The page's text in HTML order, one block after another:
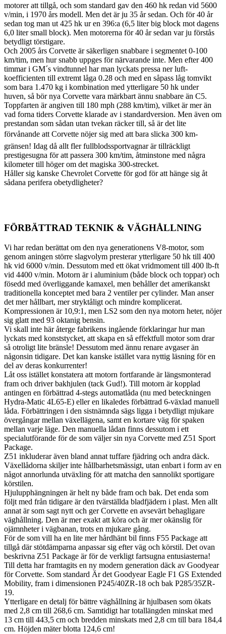
motorer att tillgå, och som standard gav den 460 hk redan vid 5600
v/min, i 1970 års modell. Men det är ju 35 år sedan. Och för 40 år
sedan tog man ut 425 hk ur en 396:a (6,5 liter big block mot dagens
6,0 liter small block). Men motorerna för 40 år sedan var ju förstås
betydligt törstigare.
Och 2005 års Corvette är säkerligen snabbare i segmentet 0-100
km/tim, men hur snabb uppges för närvarande inte. Men efter 400
timmar i GM´s vindtunnel har man lyckats pressa ner luft-
koefficienten till extremt låga 0.28 och med en såpass låg tomvikt
som bara 1.470 kg i kombination med ytterligare 50 hk under
huven, så bör nya Corvette vara märkbart ännu snabbare än C5.
Toppfarten är angiven till 180 mph (288 km/tim), vilket är mer än
vad forna tiders Corvette klarade av i standardversion. Men även om
prestandan som sådan utan tvekan räcker till, så är det lite
förvånande att Corvette nöjer sig med att bara slicka 300 km-
gränsen! Idag då allt fler fullblodssportvagnar är tillräckligt
prestigesugna för att passera 300 km/tim, åtminstone med några
kilometer till höger om det magiska 300-strecket.
Håller sig kanske Chevrolet Corvette för god för att hänge sig åt
sådana perifera obetydligheter?
FÖRBÄTTRAD TEKNIK & VÄGHÅLLNING
Vi har redan berättat om den nya generationens V8-motor, som
genom aningen större slagvolym presterar ytterligare 50 hk till 400
hk vid 6000 v/min. Dessutom med ett ökat vridmoment till 400 lb-ft
vid 4400 v/min. Motorn är i aluminium (både block och toppar) och
fösedd med överliggande kamaxel, men behåller det amerikanskt
traditionella konceptet med bara 2 ventiler per cylinder. Man anser
det mer hållbart, mer stryktåligt och mindre komplicerat.
Kompressionen är 10,9:1, men LS2 som den nya motorn heter, nöjer
sig glatt med 93 oktanig bensin.
Vi skall inte här återge fabrikens ingående förklaringar hur man
lyckats med konststycket, att skapa en så effektfull motor som drar
så otroligt lite bränsle! Dessutom med ännu renare avgaser än
någonsin tidigare. Det kan kanske istället vara nyttig läsning för en
del av deras konkurrenter!
Låt oss istället konstatera att motorn fortfarande är längsmonterad
fram och driver bakhjulen (tack Gud!). Till motorn är kopplad
antingen en förbättrad 4-stegs automatlåda (nu med beteckningen
Hydra-Matic 4L65-E) eller en likaledes förbättrad 6-växlad manuell
låda. Förbättringen i den sistnämnda sägs ligga i betydligt mjukare
övergångar mellan växellägena, samt en kortare väg för spaken
mellan varje läge. Den manuella lådan finns dessutom i ett
specialutförande för de som väljer sin nya Corvette med Z51 Sport
Package.
Z51 inkluderar även bland annat tuffare fjädring och andra däck.
Växellådorna skiljer inte hållbarhetsmässigt, utan enbart i form av en
något annorlunda utväxling för att matcha den sannolikt sportigare
körstilen.
Hjulupphängningen är helt ny både fram och bak. Det enda som
följt med från tidigare är den tvärställda bladfjädern i plast. Men allt
annat är som sagt nytt och ger Corvette en avsevärt behagligare
väghållning. Den är mer exakt att köra och är mer okänslig för
ojämnheter i vägbanan, trots en mjukare gång.
För de som vill ha en lite mer hårdhänt bil finns F55 Package att
tillgå där stötdämparna anpassar sig efter väg och körstil. Det ovan
beskrivna Z51 Package är för de verkligt fartsugna entusiasterna!
Till detta har framtagits en ny modern generation däck av Goodyear
för Corvette. Som standard Är det Goodyear Eagle F1 GS Extended
Mobility, fram i dimensionen P245/40ZR-18 och bak P285/35ZR-
19.
Ytterligare en detalj för bättre väghållning är hjulbasen som ökats
med 2,8 cm till 268,6 cm. Samtidigt har totallängden minskat med
13 cm till 443,5 cm och bredden minskats med 2,8 cm till bara 184,4
cm. Höjden mäter blotta 124,6 cm!